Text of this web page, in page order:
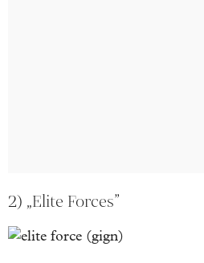
2) „Elite Forces”